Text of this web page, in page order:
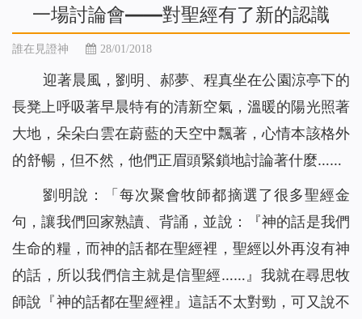
一場討論會——對聖經有了新的認識
誰在見證神 28/01/2018
迎著晨風，劉明、郝夢、程真坐在公園涼亭下的
長凳上呼吸著早晨特有的清新空氣，溫暖的陽光照著
大地，朵朵白雲在蔚藍的天空中飄著，心情本該格外
的舒暢，但不然，他們正眉頭緊鎖地討論著什麼……
劉明說：「每次聚會牧師都摘選了很多聖經金
句，讓我們回家熟讀、背誦，並說：『神的話是我們
生命的糧，而神的話都在聖經裡，聖經以外再沒有神
的話，所以我們信主就是信聖經……』我就在尋思牧
師說『神的話都在聖經裡』這話不太對勁，可又說不